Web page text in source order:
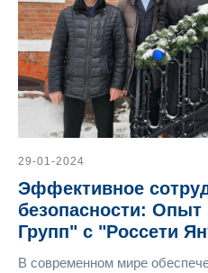
29-01-2024
Эффективное
безопасности:
Групп" с "Россети
В современном мире